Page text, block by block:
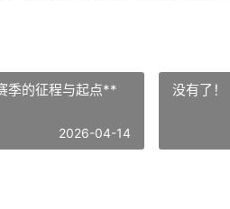
季的征程与起点**
2026-04-14
没有了！